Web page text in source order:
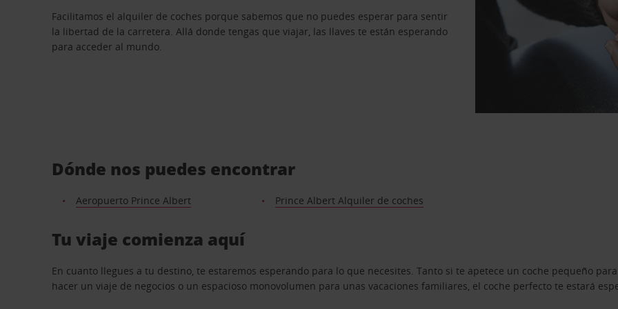
Facilitamos el alquiler de coches porque sabemos que no puedes esperar para sentir
la libertad de la carretera. Allá donde tengas que viajar, las llaves te están esperando
para acceder al mundo.
Dónde nos puedes encontrar
Aeropuerto Prince Albert Prince Albert Alquiler de coches
Tu viaje comienza aquí
En cuanto llegues a tu destino, te estaremos esperando para lo que necesites. Tanto si te apetece un coche pequeño
hacer un viaje de negocios o un espacioso monovolumen para unas vacaciones familiares, el coche perfecto te estará